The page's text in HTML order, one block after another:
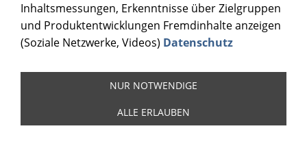
Inhaltsmessungen, Erkenntnisse über Zielgruppen
und Produktentwicklungen Fremdinhalte anzeigen
(Soziale Netzwerke, Videos) Datenschutz
NUR NOTWENDIGE
ALLE ERLAUBEN